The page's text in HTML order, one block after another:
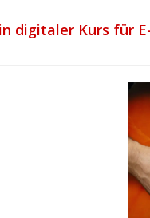
digitaler Kurs für